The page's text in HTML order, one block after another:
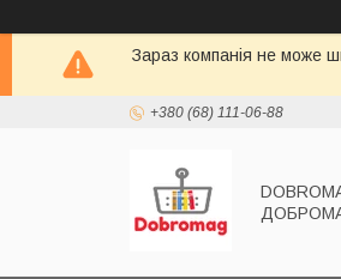
Зараз компанія не може
+380 (68) 111-06-88